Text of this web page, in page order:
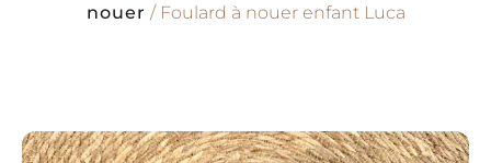
nouer / Foulard à nouer enfant Luca